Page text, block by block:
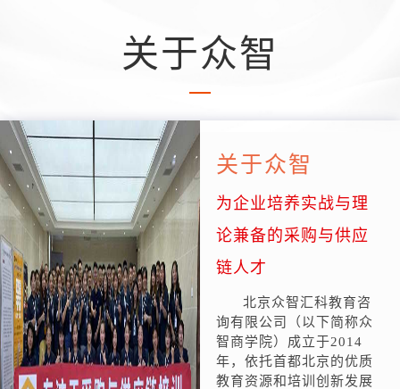
关于众智
关于众智
为企业培养实战与理
论兼备的采购与供应
链人才
北京众智汇科教育咨
询有限公司（以下简称众
智商学院）成立于2014
年，依托首都北京的优质
教育资源和培训创新发展